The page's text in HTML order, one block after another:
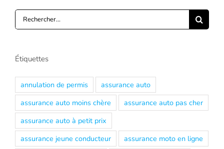
Rechercher:
Étiquettes
annulation de permis
assurance auto
assurance auto moins chère
assurance auto pas cher
assurance auto à petit prix
assurance jeune conducteur
assurance moto en ligne